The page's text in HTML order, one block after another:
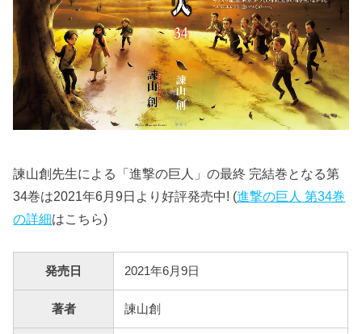
諫山創先生による「進撃の巨人」の最終 完結巻となる第
34巻は2021年6月9日より好評発売中! (進撃の巨人 第34巻
の詳細はこちら)
発売日 2021年6月9日
著者 諫山創